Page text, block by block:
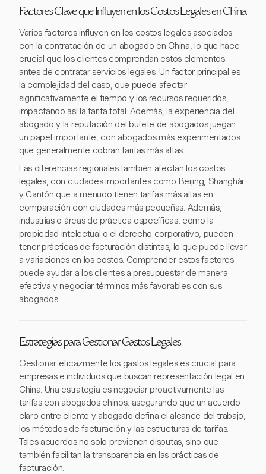
Factores Clave que Influyen en los Costos Legales en China
Varios factores influyen en los costos legales asociados
con la contratación de un abogado en China, lo que hace
crucial que los clientes comprendan estos elementos
antes de contratar servicios legales. Un factor principal es
la complejidad del caso, que puede afectar
significativamente el tiempo y los recursos requeridos,
impactando así la tarifa total. Además, la experiencia del
abogado y la reputación del bufete de abogados juegan
un papel importante, con abogados más experimentados
que generalmente cobran tarifas más altas.
Las diferencias regionales también afectan los costos
legales, con ciudades importantes como Beijing, Shanghái
y Cantón que a menudo tienen tarifas más altas en
comparación con ciudades más pequeñas. Además,
industrias o áreas de práctica específicas, como la
propiedad intelectual o el derecho corporativo, pueden
tener prácticas de facturación distintas, lo que puede llevar
a variaciones en los costos. Comprender estos factores
puede ayudar a los clientes a presupuestar de manera
efectiva y negociar términos más favorables con sus
abogados.
Estrategias para Gestionar Gastos Legales
Gestionar eficazmente los gastos legales es crucial para
empresas e individuos que buscan representación legal en
China. Una estrategia es negociar proactivamente las
tarifas con abogados chinos, asegurando que un acuerdo
claro entre cliente y abogado defina el alcance del trabajo,
los métodos de facturación y las estructuras de tarifas.
Tales acuerdos no solo previenen disputas, sino que
también facilitan la transparencia en las prácticas de
facturación.